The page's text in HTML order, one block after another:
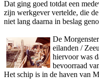
Dat ging goed totdat een
zijn werkgever vertelde, die
niet lang daarna in beslag
De
eilanden /
hiervoor was
bevoorraad
Het schip is in de haven van